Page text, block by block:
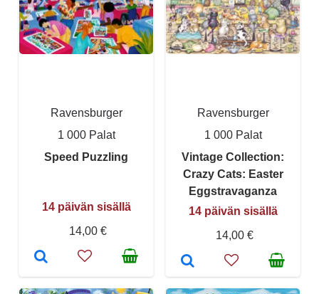
Ravensburger
1 000 Palat
Speed Puzzling
14 päivän sisällä
14,00 €
Ravensburger
1 000 Palat
Vintage Collection:
Crazy Cats: Easter
Eggstravaganza
14 päivän sisällä
14,00 €